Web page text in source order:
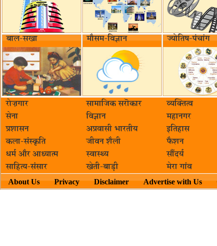
बाल-सखा मौसम-विज्ञान ज्योतिष-पंचांग
रोज़गार सामाजिक सरॊकार‌
व्यक्तित्व
सेना
विज्ञान
महानगर
प्रशासन
अप्रवासी भारतीय
इतिहास
कला-संस्कृति
जीवन शैली
फैशन
धर्म और आध्यात्म
स्वास्थ्य
सौंदर्य
साहित्य-संसार
खेती-बाड़ी मेरा गांव
About Us Privacy Disclaimer Advertise with Us